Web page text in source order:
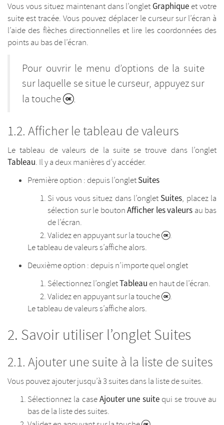
Vous vous situez maintenant dans l’onglet Graphique et votre
suite est tracée. Vous pouvez déplacer le curseur sur l’écran à
l’aide des flèches directionnelles et lire les coordonnées des
points au bas de l’écran.
Pour ouvrir le menu d’options de la suite
sur laquelle se situe le curseur, appuyez sur
la touche
.
Afficher le tableau de valeurs
Le tableau de valeurs de la suite se trouve dans l’onglet
Tableau. Il y a deux manières d’y accéder.
Première option : depuis l’ongletSuites
Si vous vous situez dans l’onglet Suites, placez la
sélection sur le boutonAfficher les valeurs au bas
de l’écran.
Validez en appuyant sur la touche
.
Le tableau de valeurs s’affiche alors.
Deuxième option : depuis n’importe quel onglet
Sélectionnez l’ongletTableau en haut de l’écran.
Validez en appuyant sur la touche
.
Le tableau de valeurs s’affiche alors.
Savoir utiliser l’onglet Suites
Ajouter une suite à la liste de suites
Vous pouvez ajouter jusqu’à 3 suites dans la liste de suites.
Sélectionnez la caseAjouter une suitequi se trouve au
bas de la liste des suites.